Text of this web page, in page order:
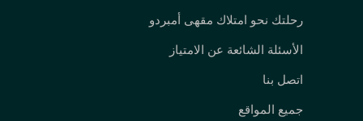
رحلتك نحو امتلاك مقهى أمبردو
الأسئلة الشائعة عن الامتياز
اتصل بنا
جميع المواقع